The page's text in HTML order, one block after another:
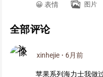
😀 表情 图片
全部评论
xinhejie · 6月前
苹果系列海力士我做